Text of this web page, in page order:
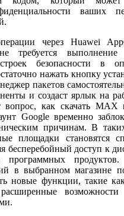
ваших
через Huawei
требуется выполнение
безопасности в
нажать кнопку
пакетов
и создаст ярлык на
вопрос, как скачать MAX
Google временно
причинам. В
площадки становятся
бесперебойный доступ к
продуктов.
в выбранном магазине
новые функции, такие
возможности